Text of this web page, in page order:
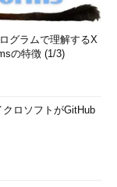
グラムで理解するX
の特徴 (1/3)
クロソフトがGitHub